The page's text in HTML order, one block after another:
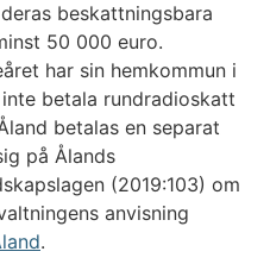
beskattningsbara
50 000 euro.
har sin hemkommun i
betala rundradioskatt
betalas en separat
på Ålands
(2019:103) om
anvisning
.